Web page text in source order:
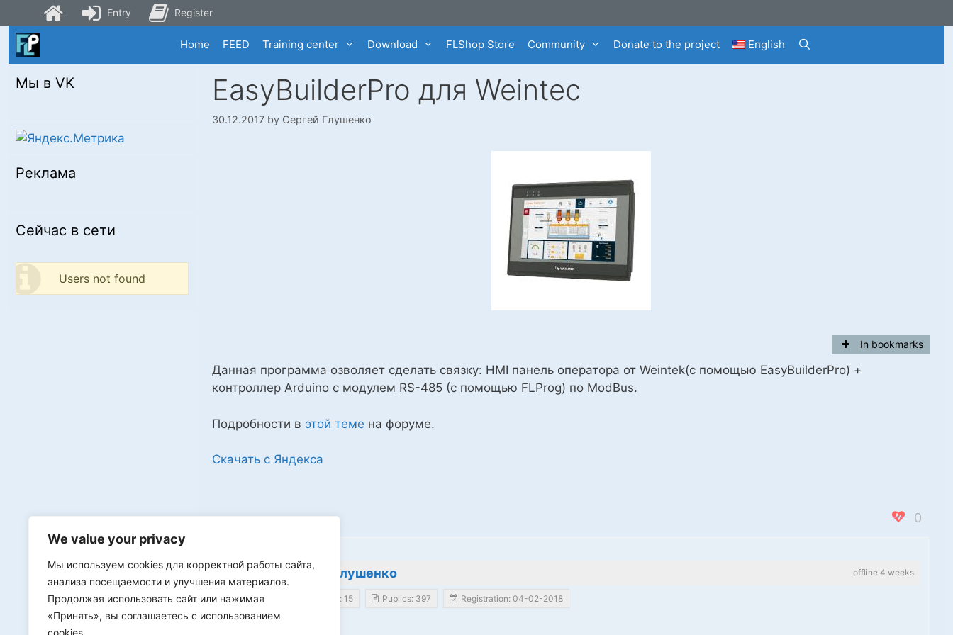
We value your privacy
Мы используем cookies для корректной работы сайта,
анализа посещаемости и улучшения материалов.
Продолжая использовать сайт или нажимая
«Принять», вы соглашаетесь с использованием
cookies.
Skip
Home FEED Training center Download FLShop Store Community Donate to the project English
EasyBuilderPro для Weintec
30.12.2017 by Сергей Глушенко
In bookmarks
Данная программа озволяет сделать связку: HMI панель оператора от Weintek(с помощью EasyBuilderPro) +
контроллер Arduino c модулем RS-485 (с помощью FLProg) по ModBus.
Подробности в этой теме на форуме.
Скачать с Яндекса
0
offline 4 weeks
Сергей Глушенко
Comments: 15 Publics: 397 Registration: 04-02-2018
Мы в VK
Реклама
Сейчас в сети
Users not found
Entry Register